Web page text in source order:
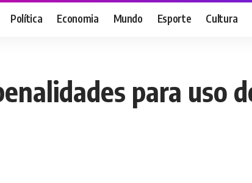
Política Economia Mundo Esporte Cultura
para uso